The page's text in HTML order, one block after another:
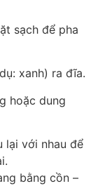
sạch để pha
xanh) ra đĩa.
hoặc dung
lại với nhau để
bằng cồn –